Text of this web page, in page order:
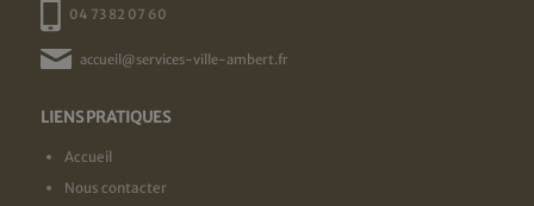
04 73 82 07 60
accueil@services-ville-ambert.fr
LIENS PRATIQUES
Accueil
Nous contacter